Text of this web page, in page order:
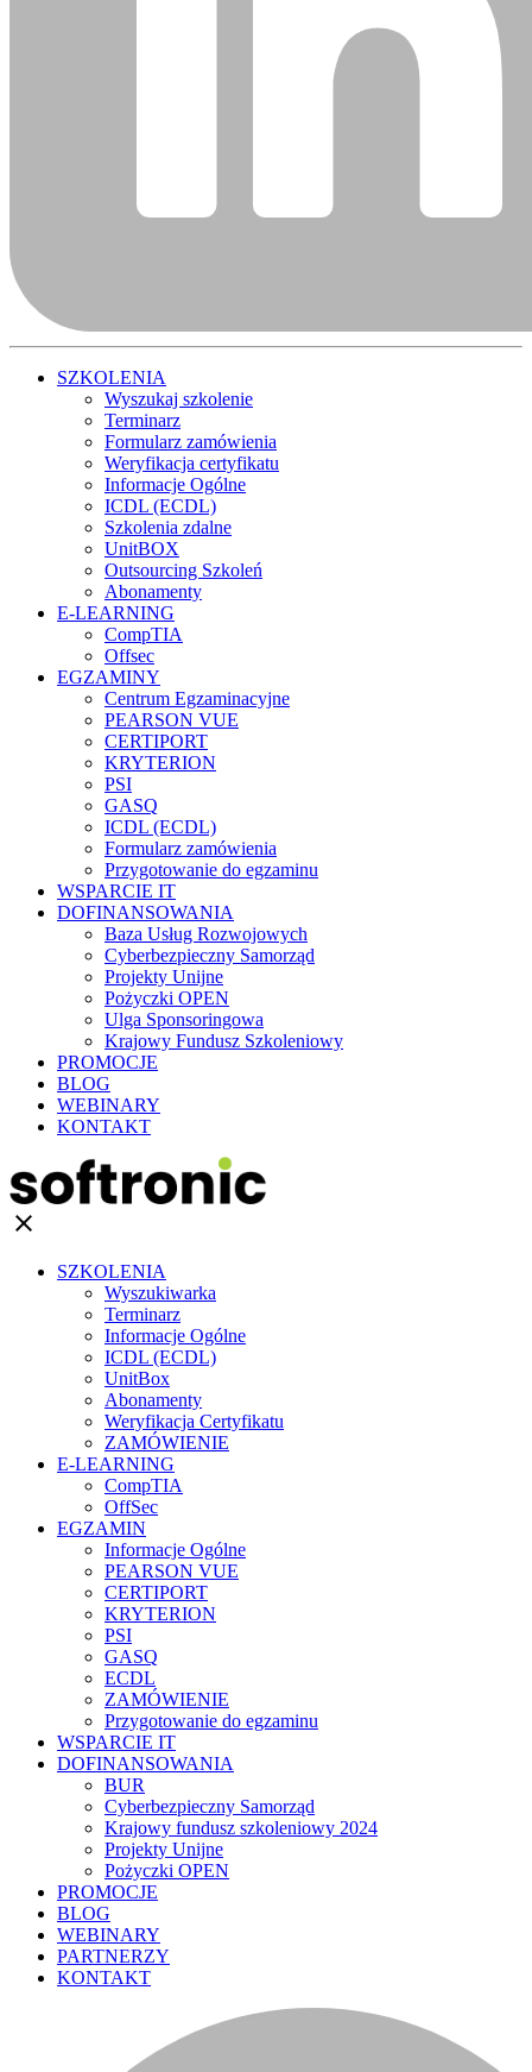
SZKOLENIA
Wyszukaj szkolenie
Terminarz
Formularz zamówienia
Weryfikacja certyfikatu
Informacje Ogólne
ICDL (ECDL)
Szkolenia zdalne
UnitBOX
Outsourcing Szkoleń
Abonamenty
E-LEARNING
CompTIA
Offsec
EGZAMINY
Centrum Egzaminacyjne
PEARSON VUE
CERTIPORT
KRYTERION
PSI
GASQ
ICDL (ECDL)
Formularz zamówienia
Przygotowanie do egzaminu
WSPARCIE IT
DOFINANSOWANIA
Baza Usług Rozwojowych
Cyberbezpieczny Samorząd
Projekty Unijne
Pożyczki OPEN
Ulga Sponsoringowa
Krajowy Fundusz Szkoleniowy
PROMOCJE
BLOG
WEBINARY
KONTAKT
clear
SZKOLENIA
Wyszukiwarka
Terminarz
Informacje Ogólne
ICDL (ECDL)
UnitBox
Abonamenty
Weryfikacja Certyfikatu
ZAMÓWIENIE
E-LEARNING
CompTIA
OffSec
EGZAMIN
Informacje Ogólne
PEARSON VUE
CERTIPORT
KRYTERION
PSI
GASQ
ECDL
ZAMÓWIENIE
Przygotowanie do egzaminu
WSPARCIE IT
DOFINANSOWANIA
BUR
Cyberbezpieczny Samorząd
Krajowy fundusz szkoleniowy 2024
Projekty Unijne
Pożyczki OPEN
PROMOCJE
BLOG
WEBINARY
PARTNERZY
KONTAKT